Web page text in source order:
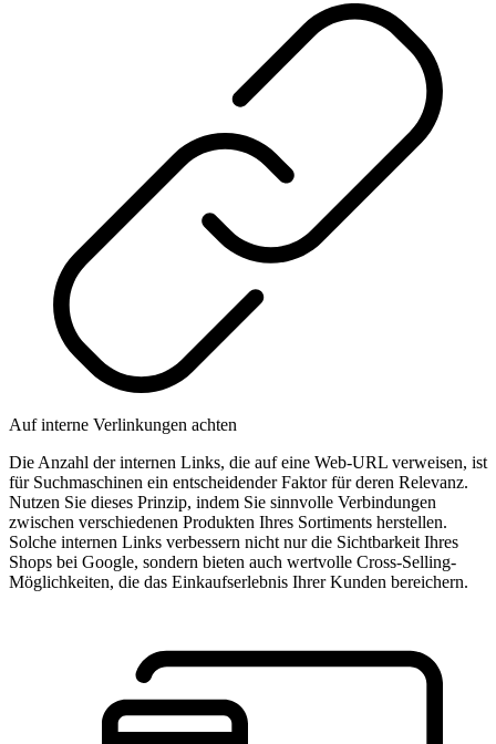
Auf interne Verlinkungen achten
Die Anzahl der internen Links, die auf eine Web-URL verweisen, ist
für Suchmaschinen ein entscheidender Faktor für deren Relevanz.
Nutzen Sie dieses Prinzip, indem Sie sinnvolle Verbindungen
zwischen verschiedenen Produkten Ihres Sortiments herstellen.
Solche internen Links verbessern nicht nur die Sichtbarkeit Ihres
Shops bei Google, sondern bieten auch wertvolle Cross-Selling-
Möglichkeiten, die das Einkaufserlebnis Ihrer Kunden bereichern.